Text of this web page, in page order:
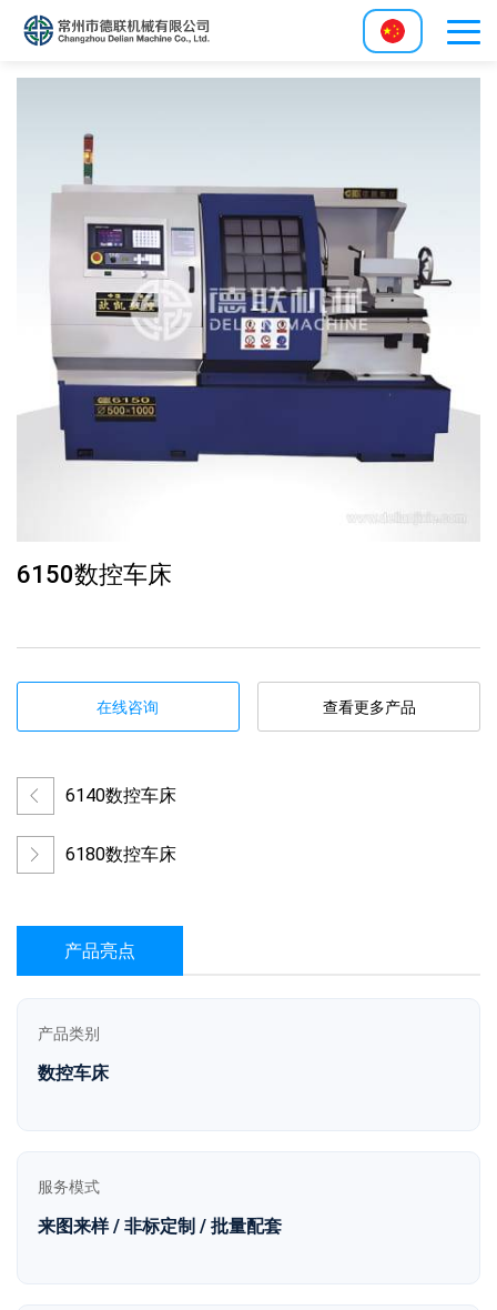
6150数控车床
在线咨询 查看更多产品
6140数控车床
6180数控车床
产品亮点
产品类别
数控车床
服务模式
来图来样 / 非标定制 / 批量配套